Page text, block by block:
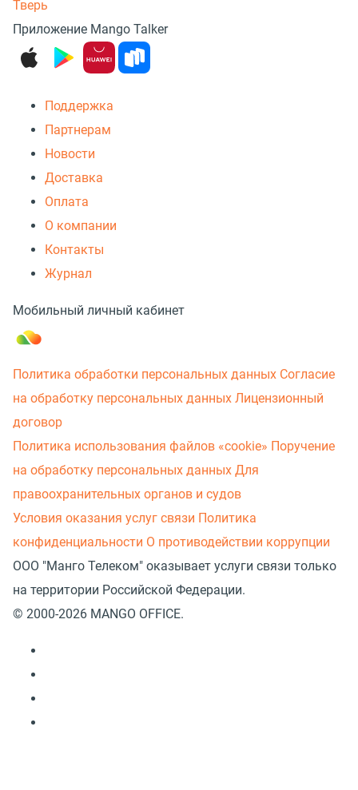
Тверь
Приложение Mango Talker
Поддержка
Партнерам
Новости
Доставка
Оплата
О компании
Контакты
Журнал
Мобильный личный кабинет
Политика обработки персональных данных Согласие
на обработку персональных данных Лицензионный
договор
Политика использования файлов «cookie» Поручение
на обработку персональных данных Для
правоохранительных органов и судов
Условия оказания услуг связи Политика
конфиденциальности О противодействии коррупции
ООО "Манго Телеком" оказывает услуги связи только
на территории Российской Федерации.
© 2000-2026 MANGO OFFICE.